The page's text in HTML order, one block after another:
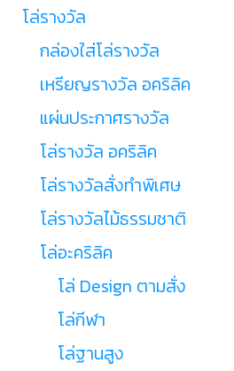
โล่รางวัล
กล่องใส่โล่รางวัล
เหรียญรางวัล อคริลิค
แผ่นประกาศรางวัล
โล่รางวัล อคริลิค
โล่รางวัลสั่งทำพิเศษ
โล่รางวัลไม้ธรรมชาติ
โล่อะคริลิค
โล่ Design ตามสั่ง
โล่กีฬา
โล่ฐานสูง